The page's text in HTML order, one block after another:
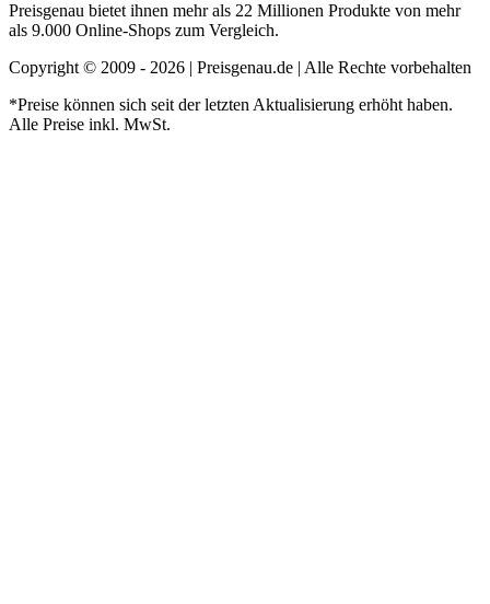
Preisgenau bietet ihnen mehr als 22 Millionen Produkte von mehr
als 9.000 Online-Shops zum Vergleich.
Copyright © 2009 - 2026 | Preisgenau.de | Alle Rechte vorbehalten
*Preise können sich seit der letzten Aktualisierung erhöht haben.
Alle Preise inkl. MwSt.